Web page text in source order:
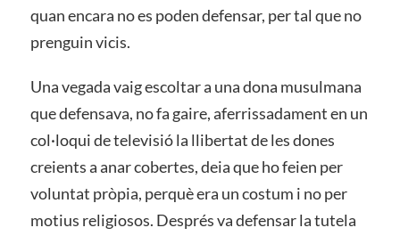
quan encara no es poden defensar, per tal que no
prenguin vicis.
Una vegada vaig escoltar a una dona musulmana
que defensava, no fa gaire, aferrissadament en un
col·loqui de televisió la llibertat de les dones
creients a anar cobertes, deia que ho feien per
voluntat pròpia, perquè era un costum i no per
motius religiosos. Després va defensar la tutela